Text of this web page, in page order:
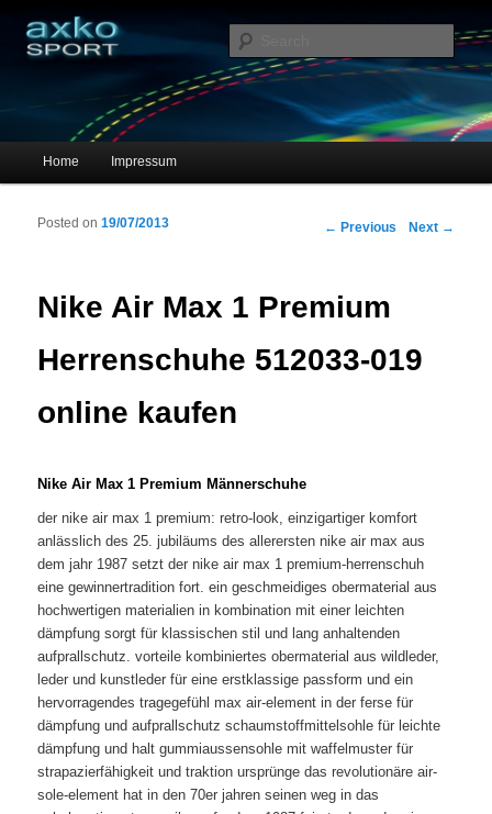
axko-sport – Sportschuhe online
Main menu
Skip to primary content
Skip to secondary content
Home Impressum
Post navigation
← Previous Next →
Nike Air Max 1 Premium
Herrenschuhe 512033-019
online kaufen
Posted on19/07/2013
Nike Air Max 1 Premium Männerschuhe
der nike air max 1 premium: retro-look, einzigartiger komfort
anlässlich des 25. jubiläums des allerersten nike air max aus
dem jahr 1987 setzt der nike air max 1 premium-herrenschuh
eine gewinnertradition fort. ein geschmeidiges obermaterial aus
hochwertigen materialien in kombination mit einer leichten
dämpfung sorgt für klassischen stil und lang anhaltenden
aufprallschutz. vorteile kombiniertes obermaterial aus wildleder,
leder und kunstleder für eine erstklassige passform und ein
hervorragendes tragegefühl max air-element in der ferse für
dämpfung und aufprallschutz schaumstoffmittelsohle für leichte
dämpfung und halt gummiaussensohle mit waffelmuster für
strapazierfähigkeit und traktion ursprünge das revolutionäre air-
sole-element hat in den 70er jahren seinen weg in das